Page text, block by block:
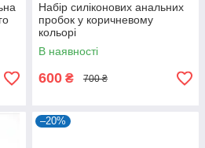
Набір силіконових анальних
пробок у коричневому
кольорі
В наявності
600 ₴ 700 ₴
–20%